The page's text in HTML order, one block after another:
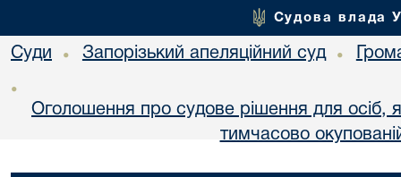
Судова влада
Суди • Запорізький апеляційний суд •
•
Оголошення про судове рішення для осіб,
тимчасово